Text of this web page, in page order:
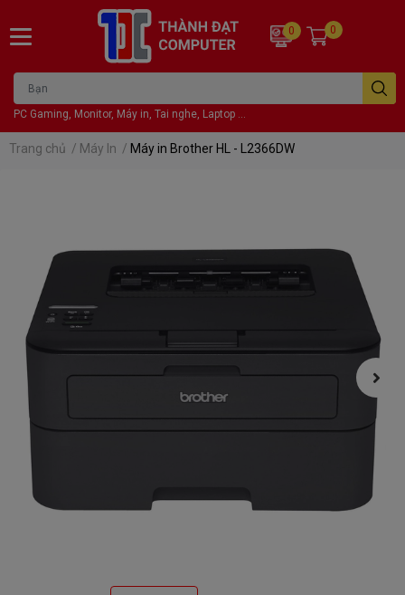
PC Gaming, Monitor, Máy in, Tai nghe, Laptop ...
0 0
Trang chủ / Máy In / Máy in Brother HL - L2366DW